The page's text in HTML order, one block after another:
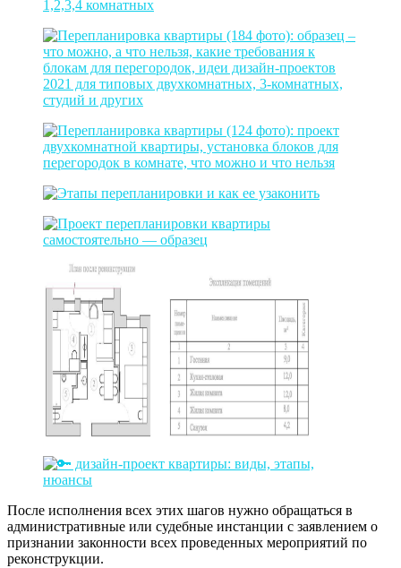
После исполнения всех этих шагов нужно обращаться в
административные или судебные инстанции с заявлением о
признании законности всех проведенных мероприятий по
реконструкции.